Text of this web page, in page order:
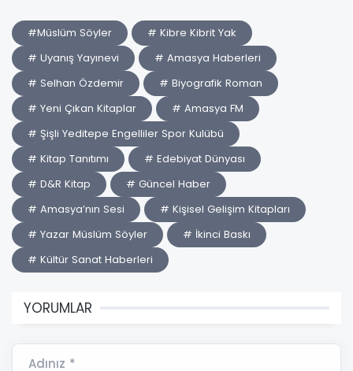
#Müslüm Söyler
# Kibre Kibrit Yak
# Uyanış Yayınevi
# Amasya Haberleri
# Selhan Özdemir
# Biyografik Roman
# Yeni Çıkan Kitaplar
# Amasya FM
# Şişli Yeditepe Engelliler Spor Kulübü
# Kitap Tanıtımı
# Edebiyat Dünyası
# D&R Kitap
# Güncel Haber
# Amasya’nın Sesi
# Kişisel Gelişim Kitapları
# Yazar Müslüm Söyler
# İkinci Baskı
# Kültür Sanat Haberleri
YORUMLAR
Adınız *